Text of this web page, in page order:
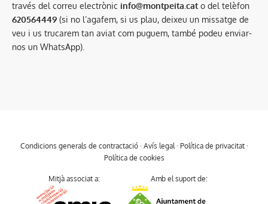
través del correu electrònic info@montpeita.cato del telèfon
620564449 (si no l’agafem, si us plau, deixeu un missatge de
veu i us trucarem tan aviat com puguem, també podeu enviar-
nos un WhatsApp).
Condicions generals de contractació· Avís legal· Política de privacitat·
Política de cookies
Mitjà associat a: Amb el suport de: